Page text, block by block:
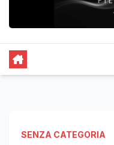
SENZA CATEGORIA